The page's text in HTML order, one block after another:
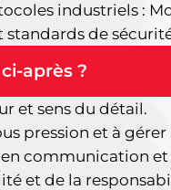
industriels :
standards de
après ?
et sens du détail.
pression et à
communication et
et de la